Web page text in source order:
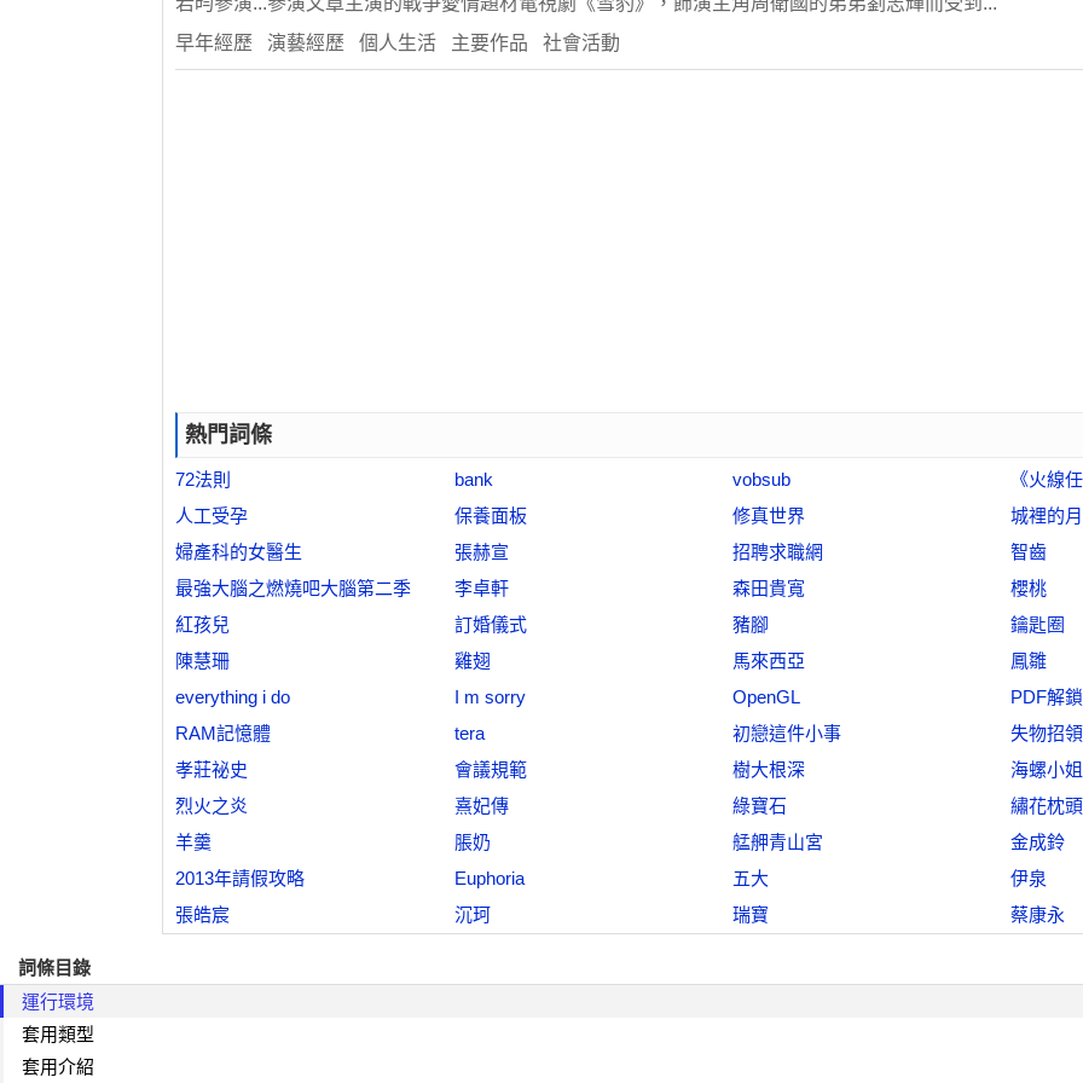
早年經歷 演藝經歷 個人生活 主要作品 社會活動
熱門詞條
72法則 bank vobsub
《火線
人工受孕
保養面板 修真世界
城裡的
婦產科的女醫生
張赫宣 招聘求職網
智齒
最強大腦之燃燒吧大腦第二季
李卓軒 森田貴寬
櫻桃
紅孩兒
訂婚儀式 豬腳
鑰匙圈
陳慧珊
雞翅 馬來西亞
鳳雛
everything i do
I m sorry OpenGL
PDF解鎖
RAM記憶體
tera 初戀這件小事
失物招領
孝莊祕史
會議規範 樹大根深
海螺小姐
烈火之炎
熹妃傳 綠寶石
繡花枕頭
羊羹
脹奶 艋舺青山宮
金成鈴
2013年請假攻略
Euphoria 五大
伊泉
張皓宸
沉珂 瑞寶 蔡康永
詞條目錄
運行環境
套用類型
套用介紹